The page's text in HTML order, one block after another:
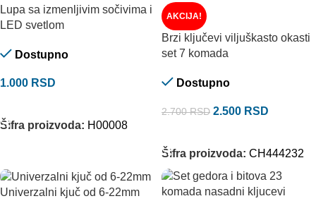
Lupa sa izmenljivim sočivima i
LED svetlom
Dostupno
1.000 RSD
Šifra proizvoda: H00008
AKCIJA!
Brzi ključevi viljuškasto okasti
set 7 komada
Dostupno
2.700RSD 2.500 RSD
Šifra proizvoda: CH444232
Univerzalni kjuč od 6-22mm